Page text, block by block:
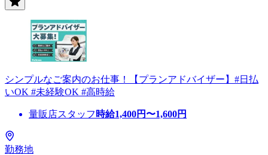
シンプルなご案内のお仕事！【プランアドバイザー】#日払
いOK #未経験OK #高時給
量販店スタッフ 時給1,400円〜1,600円
勤務地